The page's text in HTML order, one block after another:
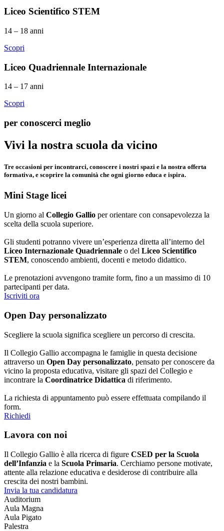
Liceo Scientifico STEM
14 – 18 anni
Scopri
Liceo Quadriennale Internazionale
14 – 17 anni
Scopri
per conoscerci meglio
Vivi la nostra scuola da vicino
Tre occasioni per incontrarci, conoscere i nostri spazi e la nostra offerta
formativa, e scoprire la comunità che ogni giorno educa e ispira.
Mini Stage licei
Un giorno al Collegio Gallio per orientare con consapevolezza la
scelta della scuola superiore.
Gli studenti potranno vivere un’esperienza diretta all’interno del
Liceo Internazionale Quadriennale o del Liceo Scientifico
STEM, conoscendo ambienti, docenti e metodo didattico.
Le prenotazioni avvengono tramite form, fino a un massimo di 10
partecipanti per data.
Iscriviti ora
Open Day personalizzato
Scegliere la scuola significa scegliere un percorso di crescita.
Il Collegio Gallio accompagna le famiglie in questa decisione
attraverso un Open Day personalizzato, pensato per conoscere da
vicino la proposta educativa, visitare gli spazi del Collegio e
incontrare la Coordinatrice Didattica di riferimento.
La richiesta di appuntamento può essere effettuata compilando il
form.
Richiedi
Lavora con noi
Il Collegio Gallio è alla ricerca di figure CSED per la Scuola
dell’Infanzia e la Scuola Primaria. Cerchiamo persone motivate,
attente alla relazione educativa e desiderose di contribuire alla
crescita dei nostri bambini.
Invia la tua candidatura
Auditorium
Aula Magna
Aula Pigato
Palestra